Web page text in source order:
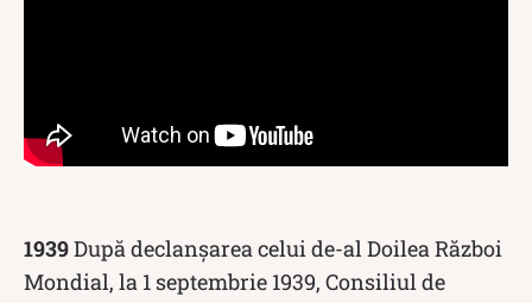
1939După declanşarea celui de-al Doilea Război
Mondial, la 1 septembrie 1939, Consiliul de